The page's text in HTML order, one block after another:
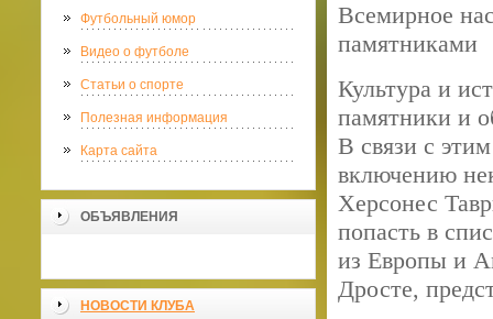
Футбольный юмор
Видео о футболе
Статьи о спорте
Полезная информация
Карта сайта
ОБЪЯВЛЕНИЯ
НОВОСТИ КЛУБА
Всемирное
памятниками
Культура и
памятники и
В связи с
включению
Херсонес
попасть в
из Европы и
Дросте,